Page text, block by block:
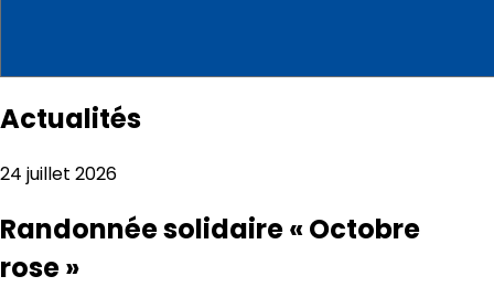
Actualités
24 juillet 2026
Randonnée solidaire « Octobre
rose »